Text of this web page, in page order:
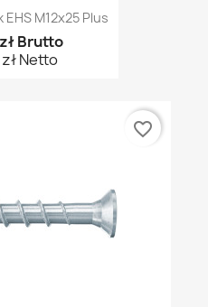
M12x25 Plus
Brutto
Netto
favorite_border